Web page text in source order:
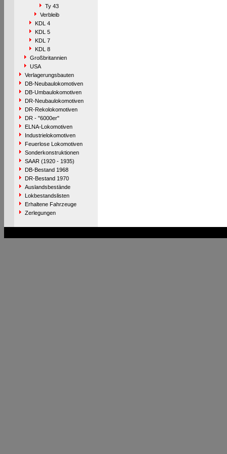
Ty 43
Verbleib
KDL 4
KDL 5
KDL 7
KDL 8
Großbritannien
USA
Verlagerungsbauten
DB-Neubaulokomotiven
DB-Umbaulokomotiven
DR-Neubaulokomotiven
DR-Rekolokomotiven
DR - "6000er"
ELNA-Lokomotiven
Industrielokomotiven
Feuerlose Lokomotiven
Sonderkonstruktionen
SAAR (1920 - 1935)
DB-Bestand 1968
DR-Bestand 1970
Auslandsbestände
Lokbestandslisten
Erhaltene Fahrzeuge
Zerlegungen